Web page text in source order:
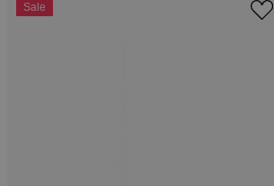
Sale